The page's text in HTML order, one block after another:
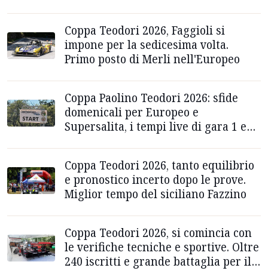
Coppa Teodori 2026, Faggioli si
impone per la sedicesima volta.
Primo posto di Merli nell'Europeo
Coppa Paolino Teodori 2026: sfide
domenicali per Europeo e
Supersalita, i tempi live di gara 1 e
Coppa Teodori 2026, tanto equilibrio
e pronostico incerto dopo le prove.
Miglior tempo del siciliano Fazzino
Coppa Teodori 2026, si comincia con
le verifiche tecniche e sportive. Oltre
240 iscritti e grande battaglia per il